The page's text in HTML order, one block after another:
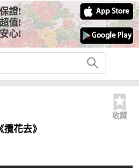
證!
值!
心!
收藏
花去》